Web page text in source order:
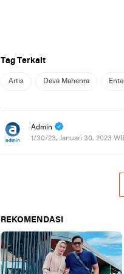
Tag Terkait
Artis Deva Mahenra
Admin
1/30/23, Januari 30, 2023
REKOMENDASI